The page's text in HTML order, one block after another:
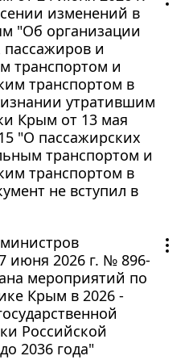
изменений в
"Об организации
пассажиров и
транспортом и
транспортом в
утратившим
Крым от 13 мая
"О пассажирских
транспортом и
транспортом в
не вступил в
июня 2026 г. № 896-
мероприятий по
Крым в 2026 -
Российской
2036 года"